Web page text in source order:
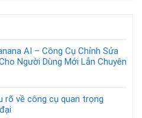
AI – Công Cụ Chỉnh Sửa
Người Dùng Mới Lẫn Chuyên
rõ về công cụ quan trọng